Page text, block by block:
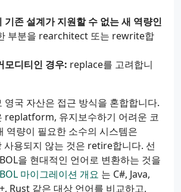
기존 설계가 지원할 수 없는 새 역량인
부분을 rearchitect 또는 rewrite합
모디티인 경우: replace를 고려합니
영국 자산은 접근 방식을 혼합합니다.
replatform, 유지보수하기 어려운 코
역량이 필요한 소수의 시스템은
용되지 않는 것은 retire합니다. 선
을 현대적인 언어로 변환하는 것을
마이그레이션 개요 는 C#, Java,
Rust 같은 대상 언어를 비교하고,